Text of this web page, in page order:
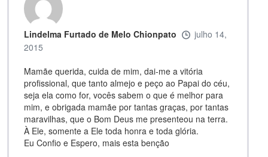
Lindelma Furtado de Melo Chionpato
julho 14,
2015
Mamãe querida, cuida de mim, dai-me a vitória
profissional, que tanto almejo e peço ao Papai do céu,
seja ela como for, vocês sabem o que é melhor para
mim, e obrigada mamãe por tantas graças, por tantas
maravilhas, que o Bom Deus me presenteou na terra.
À Ele, somente a Ele toda honra e toda glória.
Eu Confio e Espero, mais esta benção